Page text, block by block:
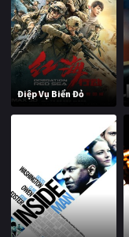
Điệp Vụ Biển Đỏ